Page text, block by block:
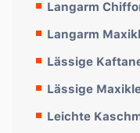
Langarm
Langarm
Lässige
Lässige
Leichte